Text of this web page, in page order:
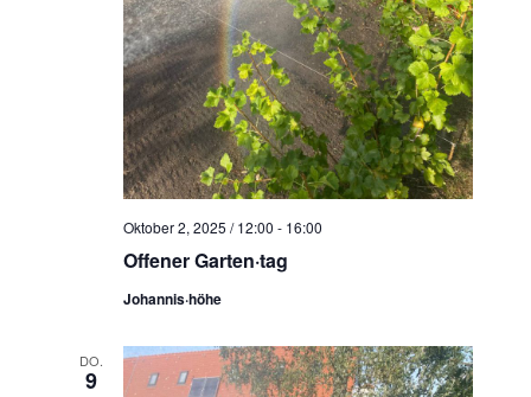
Offener Garten·tag
Oktober 2, 2025 / 12:00 - 16:00
Johannis·höhe
DO.
9